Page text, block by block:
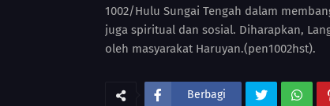
1002/Hulu Sungai Tengah dalam
juga spiritual dan sosial. Diharapkan,
oleh masyarakat Haruyan.(pen1002hst).
Berbagi